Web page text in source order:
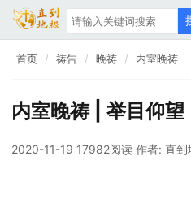
首页 祷告 晚祷 内室晚祷
内室晚祷 | 举目仰
2020-11-19 17982阅读 作者: 直到